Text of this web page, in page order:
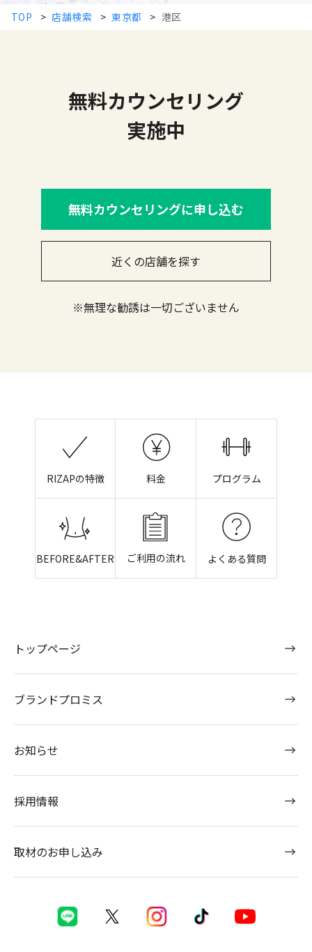
TOP > 店舗検索 > 東京都 > 港区
無料カウンセリング
実施中
無料カウンセリングに申し込む
近くの店舗を探す
※無理な勧誘は一切ございません
RIZAPの特徴 料金 プログラム
BEFORE&AFTER ご利用の流れ よくある質問
トップページ
ブランドプロミス
お知らせ
採用情報
取材のお申し込み